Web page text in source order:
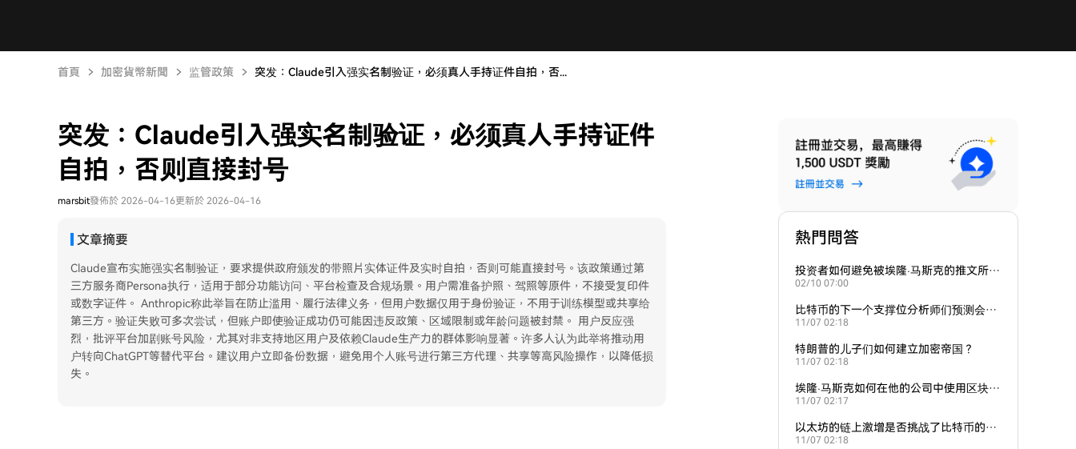
首頁 加密貨幣新聞 监管政策 突发：Claude引入强实名制验证，必须真人手持证件自拍，否...
突发：Claude引入强实名制验证，必须真人手持证件
自拍，否则直接封号
marsbit發佈於 2026-04-16更新於 2026-04-16
文章摘要
Claude宣布实施强实名制验证，要求提供政府颁发的带照片实体证件及实时自拍，否则可能直接封号。该政策通过第
三方服务商Persona执行，适用于部分功能访问、平台检查及合规场景。用户需准备护照、驾照等原件，不接受复印件
或数字证件。 Anthropic称此举旨在防止滥用、履行法律义务，但用户数据仅用于身份验证，不用于训练模型或共享给
第三方。验证失败可多次尝试，但账户即使验证成功仍可能因违反政策、区域限制或年龄问题被封禁。 用户反应强
烈，批评平台加剧账号风险，尤其对非支持地区用户及依赖Claude生产力的群体影响显著。许多人认为此举将推动用
户转向ChatGPT等替代平台。建议用户立即备份数据，避免用个人账号进行第三方代理、共享等高风险操作，以降低损
失。
熱門問答
投资者如何避免被埃隆·马斯克的推文所带
动的炒作？
02/10 07:00
比特币的下一个支撑位分析师们预测会在
哪里？
11/07 02:18
特朗普的儿子们如何建立加密帝国？
11/07 02:18
埃隆·马斯克如何在他的公司中使用区块链
或加密货币？
11/07 02:17
以太坊的链上激增是否挑战了比特币的主
导地位？
11/07 02:18